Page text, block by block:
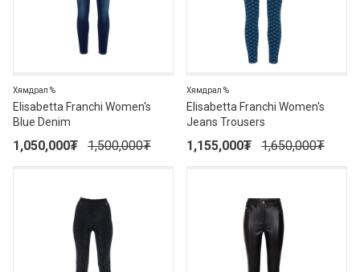
Elisabetta Franchi Women's
Blue Denim
Хямдрал %
1,050,000₮ 1,500,000₮
Elisabetta Franchi Women's
Jeans Trousers
Хямдрал %
1,155,000₮ 1,650,000₮